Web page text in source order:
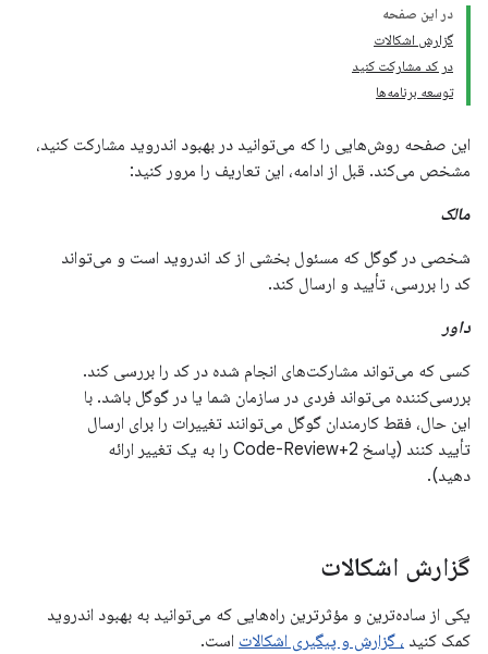
در این صفحه
گزارش اشکالات
در کد مشارکت کنید
توسعه برنامه‌ها
این صفحه روش‌هایی را که می‌توانید در بهبود اندروید مشارکت کنید،
مشخص می‌کند. قبل از ادامه، این تعاریف را مرور کنید:
مالک
شخصی در گوگل که مسئول بخشی از کد اندروید است و می‌تواند
کد را بررسی، تأیید و ارسال کند.
داور
کسی که می‌تواند مشارکت‌های انجام شده در کد را بررسی کند.
بررسی‌کننده می‌تواند فردی در سازمان شما یا در گوگل باشد. با
این حال، فقط کارمندان گوگل می‌توانند تغییرات را برای ارسال
تأیید کنند (پاسخ Code-Review+2 را به یک تغییر ارائه
دهید).
گزارش اشکالات
یکی از ساده‌ترین و مؤثرترین راه‌هایی که می‌توانید به بهبود اندروید
کمک کنید ، گزارش و پیگیری اشکالات است.